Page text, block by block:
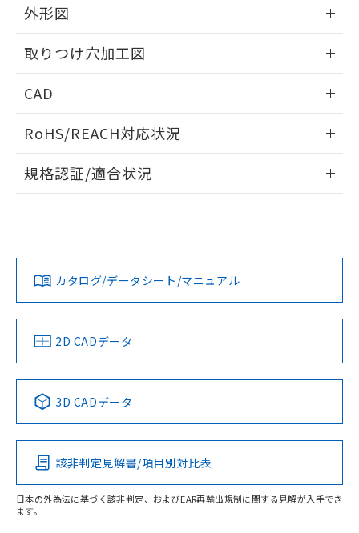
外形図
取りつけ穴加工図
CAD
ドすることができます。
ログイン/会員登録
ダウンロードデータをご利用いただく前に、以下を必ずお読
みください。
ソフトウェアの使用条件
RoHS/REACH対応状況
EU RoHS 注意事項・凡例
対応済み
中国 RoHS 注意事項・凡例
Pb Hg Cd Cr(VI)
O
規格認証/適合状況
カタログ/データシート/マニュアル
2D CADデータ
3D CADデータ
該非判定見解書/項目別対比表
日本の外為法に基づく該非判定、およびEAR再輸出規制に関する見解が入手でき
ます。
の共同利用に関して"
用者の範囲」に記載されている法人を
EU RoHS指令（10物質）の非含有証明書
51物質の非含有証明書（当社基準）
※本証明書は発行日時点で非含有を証明す
物質の対応では、対応完了までの期間は出
荷製品に未対応品が混在することから備考
欄に対応日を記載しておりました。
既に当社にて対応品への在庫切替を完了